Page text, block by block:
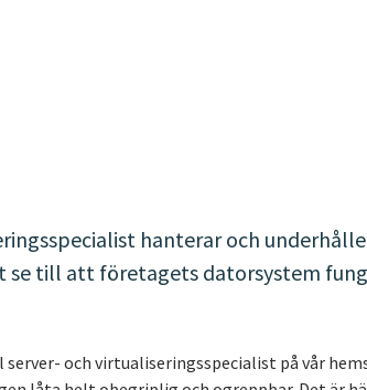
hanterar och
se till att företagets datorsystem
och virtualiseringsspecialist på vår